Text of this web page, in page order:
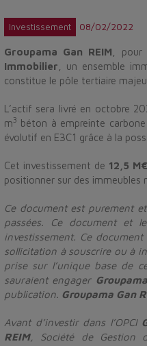
Investissement 08/02/2022
Groupama Gan REIM ,
Immobilier , un ensemble
constitue le pôle tertiaire
L’actif sera livré en octobre
m3 béton à empreinte
évolutif en E3C1 grâce à la
Cet investissement de 12,5 M€
positionner sur des immeubles
Ce document est purement
passées. Ce document et
investissement. Ce
sollicitation à souscrire ou à
prise sur l’unique base de
sauraient engager
publication. Groupama Gan
Avant d’investir dans l’OPCI
REIM, Société de Gestion